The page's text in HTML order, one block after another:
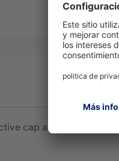
cap and QRC cap.